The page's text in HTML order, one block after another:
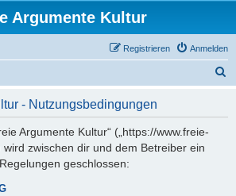
Argumente Kultur
Anmelden
Registrieren
- Nutzungsbedingungen
Argumente Kultur“ („https://www.freie-
wird zwischen dir und dem Betreiber ein
geschlossen: